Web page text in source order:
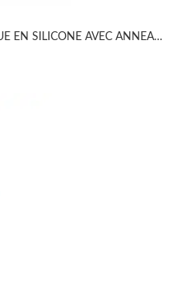
DODIE SUCETTE PHYSIOLOGIQUE EN SILICONE AVEC ANNEAU +18 MOIS